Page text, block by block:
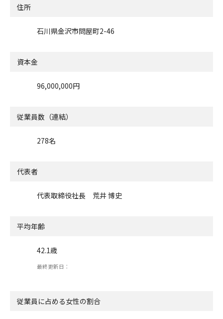
住所
石川県金沢市問屋町2-46
資本金
96,000,000円
従業員数（連結）
278名
代表者
代表取締役社長 荒井 博史
平均年齢
42.1歳
最終更新日：
従業員に占める女性の割合